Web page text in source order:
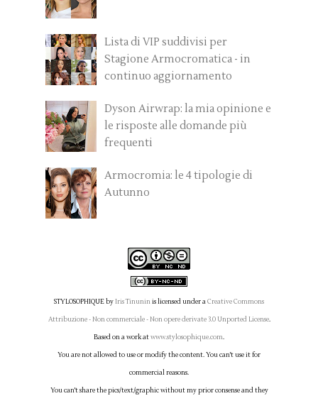
Lista di VIP suddivisi per
Stagione Armocromatica - in
continuo aggiornamento
Dyson Airwrap: la mia opinione e
le risposte alle domande più
frequenti
Armocromia: le 4 tipologie di
Autunno
STYLOSOPHIQUE byIris Tinuninis licensed under aCreative Commons
Attribuzione - Non commerciale - Non opere derivate 3.0 Unported License.
Based on a work atwww.stylosophique.com.
You are not allowed to use or modify the content. You can't use it for
commercial reasons.
You can't share the pics/text/graphic without my prior consense and they